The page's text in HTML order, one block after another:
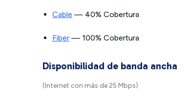
Cable — 40% Cobertura
Fiber — 100% Cobertura
Disponibilidad de banda ancha
(Internet con más de 25 Mbps)